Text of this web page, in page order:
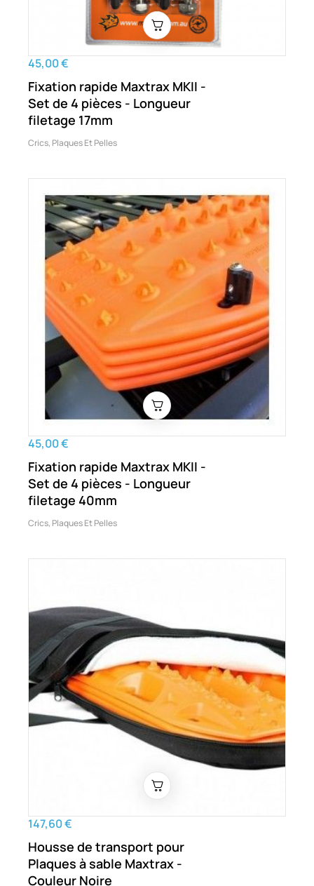
45,00 €
Fixation rapide Maxtrax MKII -
Set de 4 pièces - Longueur
filetage 17mm
Crics, Plaques Et Pelles
45,00 €
Fixation rapide Maxtrax MKII -
Set de 4 pièces - Longueur
filetage 40mm
Crics, Plaques Et Pelles
147,60 €
Housse de transport pour
Plaques à sable Maxtrax -
Couleur Noire